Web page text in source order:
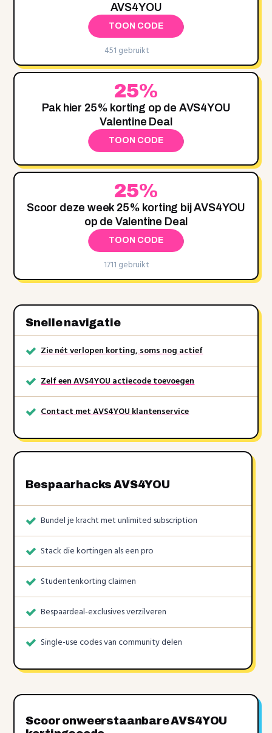
AVS4YOU
TOON CODE
451 gebruikt
25%
Pak hier 25% korting op de AVS4YOU
Valentine Deal
TOON CODE
25%
Scoor deze week 25% korting bij AVS4YOU
op de Valentine Deal
TOON CODE
1711 gebruikt
Snelle navigatie
Zie nét verlopen korting, soms nog actief
Zelf een AVS4YOU actiecode toevoegen
Contact met AVS4YOU klantenservice
Bespaarhacks AVS4YOU
Bundel je kracht met unlimited subscription
Stack die kortingen als een pro
Studentenkorting claimen
Bespaardeal-exclusives verzilveren
Single-use codes van community delen
Scoor onweerstaanbare AVS4YOU